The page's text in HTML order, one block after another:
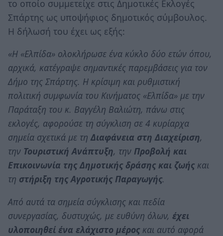
το οποίο συμμετείχε στις Δημοτικές Εκλογές
Σπάρτης ως υποψήφιος δημοτικός σύμβουλος.
Η δήλωσή του έχει ως εξής:
«Η «Ελπίδα» ολοκλήρωσε ένα κύκλο δύο ετών όπου,
αρχικά, κατέγραψε σημαντικές παρεμβάσεις για τον
Δήμο της Σπάρτης. Η κρίσιμη και ρυθμιστική
πολιτική συμφωνία του Κινήματος «Ελπίδα» με την
Παράταξη του κ. Bαγγέλη Βαλιώτη, πάνω στις
εκλογές, αφορούσε τη σύγκλιση σε 4 κυρίαρχα
σημεία σχετικά με τη Διαφάνεια στη Διαχείριση,
την Τουριστική Ανάπτυξη, την Προβολή και
Επικοινωνία της Δημοτικής δράσης και ζωής και
τη στήριξη της Αγροτικής Παραγωγής.
Από αυτά τα σημεία σύγκλισης και πεδία
συνεργασίας, δυστυχώς, με ευθύνη όλων, έχει
υλοποιηθεί ένα ελάχιστο μέρος και αυτό αφορά